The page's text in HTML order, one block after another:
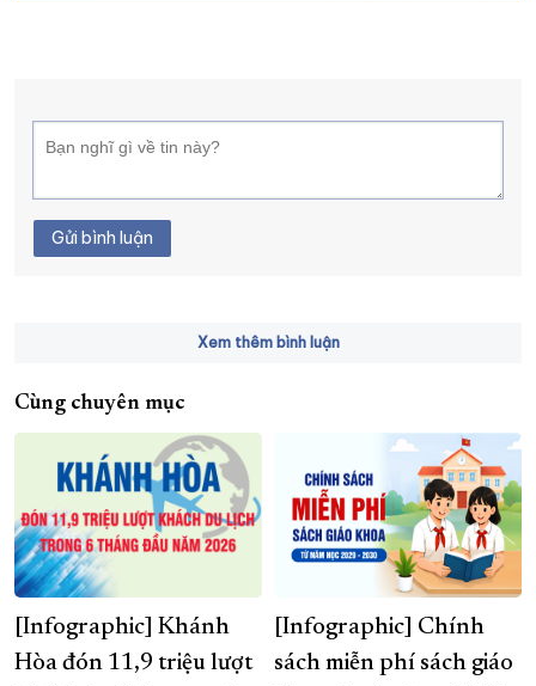
Gửi bình luận
Xem thêm bình luận
Cùng chuyên mục
[Infographic] Khánh
Hòa đón 11,9 triệu lượt
[Infographic] Chính
sách miễn phí sách giáo